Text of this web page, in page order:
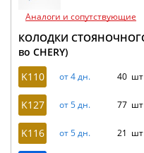
Аналоги и сопутствующие
КОЛОДКИ
во CHERY)
K110
от 4 дн. 40 шт
K127 от 5 дн. 77 шт
K116 от 5 дн. 21 шт